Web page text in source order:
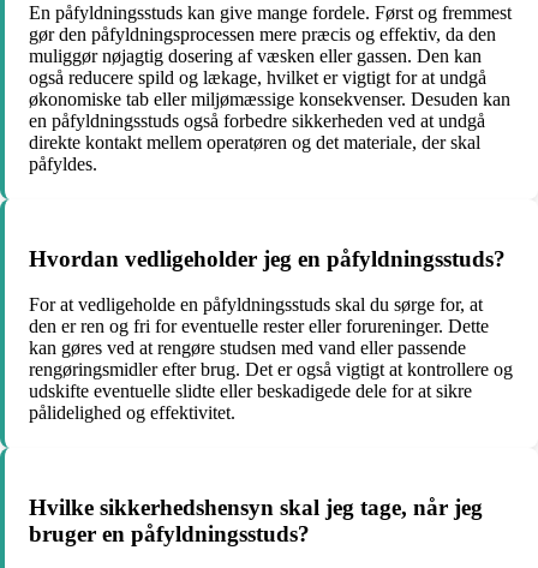
En påfyldningsstuds kan give mange fordele. Først og fremmest
gør den påfyldningsprocessen mere præcis og effektiv, da den
muliggør nøjagtig dosering af væsken eller gassen. Den kan
også reducere spild og lækage, hvilket er vigtigt for at undgå
økonomiske tab eller miljømæssige konsekvenser. Desuden kan
en påfyldningsstuds også forbedre sikkerheden ved at undgå
direkte kontakt mellem operatøren og det materiale, der skal
påfyldes.
Hvordan vedligeholder jeg en påfyldningsstuds?
For at vedligeholde en påfyldningsstuds skal du sørge for, at
den er ren og fri for eventuelle rester eller forureninger. Dette
kan gøres ved at rengøre studsen med vand eller passende
rengøringsmidler efter brug. Det er også vigtigt at kontrollere og
udskifte eventuelle slidte eller beskadigede dele for at sikre
pålidelighed og effektivitet.
Hvilke sikkerhedshensyn skal jeg tage, når jeg
bruger en påfyldningsstuds?